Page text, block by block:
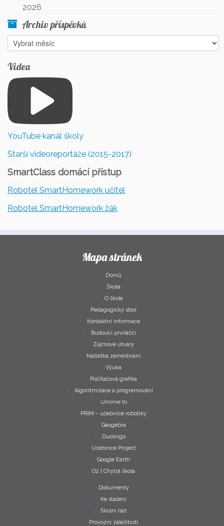
2026
Archiv příspěvků
Videa
YouTube kanál školy
Starší videoreportáže (2015-2017)
SmartClass domácí přístup
Robotel SmartHomework učitel
Robotel SmartHomework žák
Mapa stránek
Domů
Škola
O škole
Pedagogický sbor
Kontaktní informace
Budoucí prvňáčci
Zájmové útvary
Nabídka zaměstnání
Výuka
Počítačová grafika
Algoritmizace a programování
Umíme to
PRIM – učebnice robotiky
Geogebra
Duolingo
Učebnice Project
Google Earth
O2 | Chytrá škola
Dokumenty
Ke stažení
Školní řád
Provozní záležitosti